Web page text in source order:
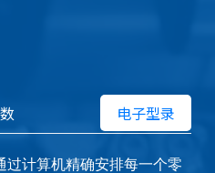
电子型录
过计算机精确安排每一个零